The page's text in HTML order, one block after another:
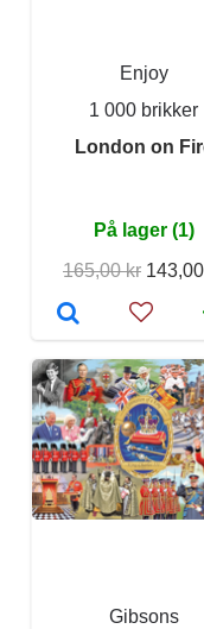
Enjoy
1 000 brikker
London on
På lager (1)
165,00 kr
Gibsons